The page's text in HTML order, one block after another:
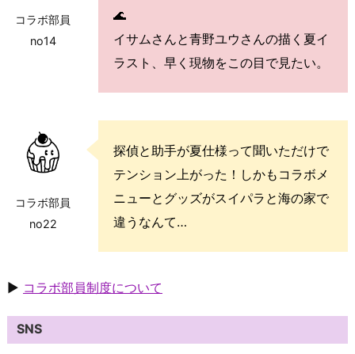
コラボ部員
no14
🌊
イサムさんと青野ユウさんの描く夏イ
ラスト、早く現物をこの目で見たい。
コラボ部員
no22
探偵と助手が夏仕様って聞いただけで
テンション上がった！しかもコラボメ
ニューとグッズがスイパラと海の家で
違うなんて…
▶ コラボ部員制度について
SNS